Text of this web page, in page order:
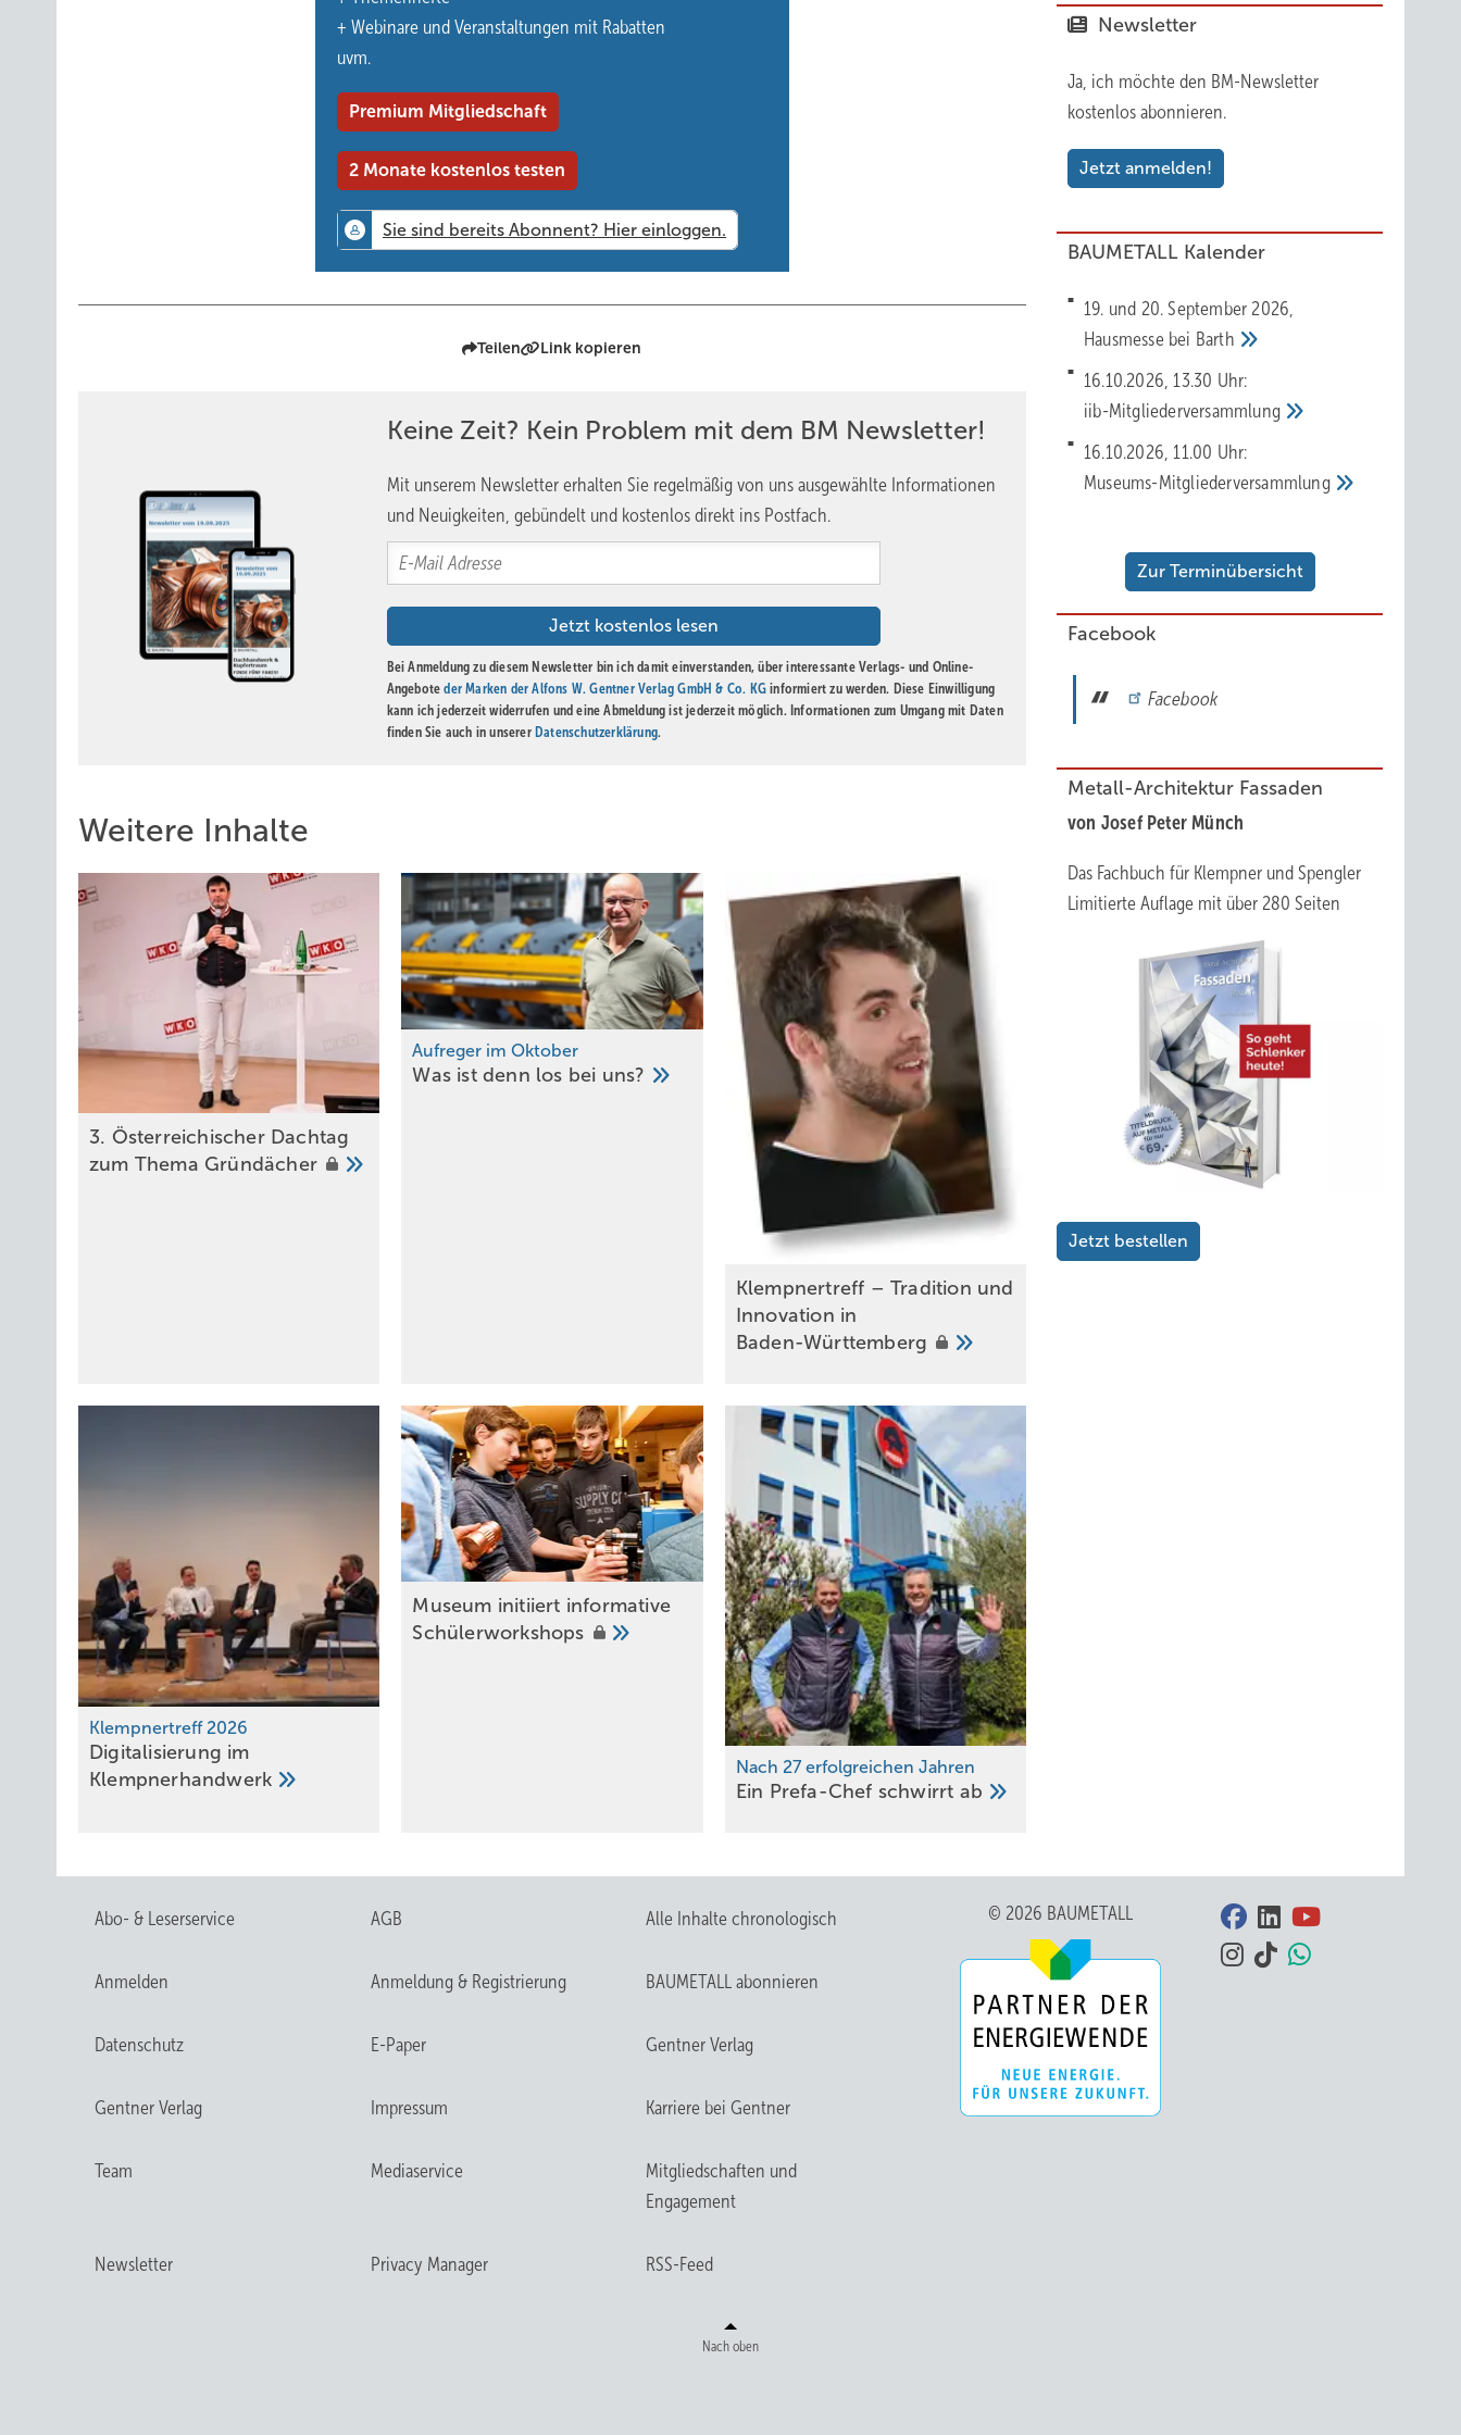
+ Webinare und Veranstaltungen mit Rabatten
uvm.
Premium Mitgliedschaft
2 Monate kostenlos testen
Teilen Link kopieren
Keine Zeit? Kein Problem mit dem BM Newsletter!
Mit unserem Newsletter erhalten Sie regelmäßig von uns ausgewählte Informationen
und Neuigkeiten, gebündelt und kostenlos direkt ins Postfach.
Bei Anmeldung zu diesem Newsletter bin ich damit einverstanden, über interessante Verlags- und Online-
Angeboteder Marken der Alfons W. Gentner Verlag GmbH & Co. KG informiert zu werden. Diese Einwilligung
kann ich jederzeit widerrufen und eine Abmeldung ist jederzeit möglich. Informationen zum Umgang mit Daten
finden Sie auch in unserer Datenschutzerklärung.
Weitere Inhalte
3. Ö sterreichischer Dachtag
zum T hema Gründächer
Aufreger im Oktober
Was ist denn los bei uns?
Klempnertreff – Tradition und
Innovation in
Baden-Württemberg
Klempnertreff 2026
Digitalisierung im
Klempnerhandwerk
Museum initiiert informative
Schülerworkshops
Nach 27 erfolgreichen Jahren
Ein Prefa-Chef schwirrt ab
Newsletter
Ja, ich möchte den BM-Newsletter
kostenlos abonnieren.
Jetzt anmelden!
BAUMETALL Kalender
19. und 20. September 2026,
Hausmesse bei Barth
16.10.2026, 13.30 Uhr:
iib-Mitgliederversammlung
16.10.2026, 11.00 Uhr:
Museums-Mitgliederversammlung
Zur Terminübersicht
Facebook
Facebook
Metall-Architektur Fassaden
von Josef Peter Münch
Das Fachbuch für Klempner und Spengler
Limitierte Auflage mit über 280 Seiten
Jetzt bestellen
Abo- & Leserservice AGB Alle Inhalte chronologisch
Anmelden Anmeldung & Registrierung BAUMETALL abonnieren
Datenschutz E-Paper Gentner Verlag
Gentner Verlag Impressum Karriere bei Gentner
Team Mediaservice
Mitgliedschaften und
Engagement
Newsletter Privacy Manager RSS-Feed
© 2026 BAUMETALL
Nach oben